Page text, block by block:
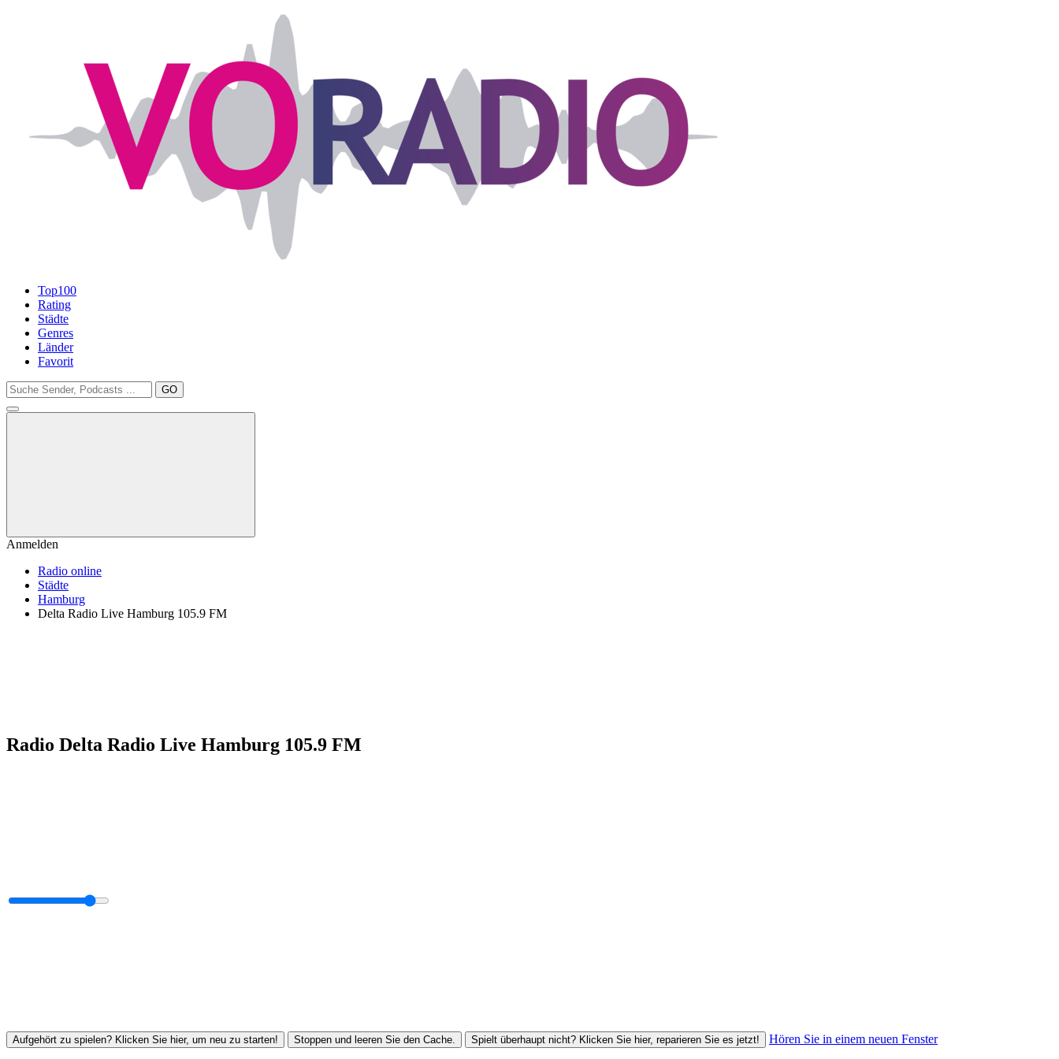
Top100
Rating
Städte
Genres
Länder
Favorit
GO
Anmelden
Radio online
Städte
Hamburg
Delta Radio Live Hamburg 105.9 FM
Radio Delta Radio Live Hamburg 105.9 FM
Aufgehört zu spielen? Klicken Sie hier, um neu zu starten! Stoppen und leeren Sie den Cache. Spielt überhaupt nicht? Klicken Sie hier, reparieren Sie es jetzt! Hören Sie in einem neuen Fenster